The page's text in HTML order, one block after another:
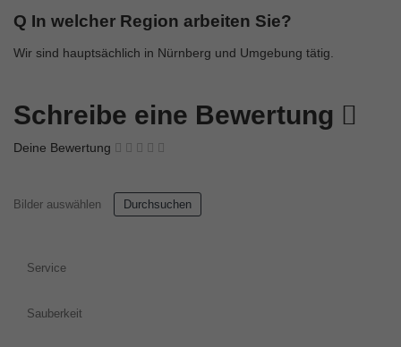
Q In welcher Region arbeiten Sie?
Wir sind hauptsächlich in Nürnberg und Umgebung tätig.
Schreibe eine Bewertung
Deine Bewertung
Bilder auswählen Durchsuchen
Service
Sauberkeit